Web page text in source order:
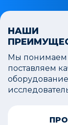
НАШИ
Мы понимаем
поставляем